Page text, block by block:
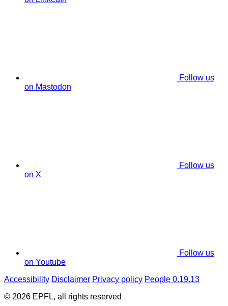
Follow us
on Mastodon
Follow us
on X
Follow us
on Youtube
Accessibility Disclaimer Privacy policy People 0.19.13
© 2026 EPFL, all rights reserved